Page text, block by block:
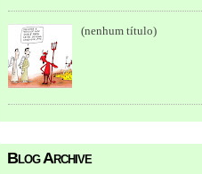
(nenhum título)
Blog Archive